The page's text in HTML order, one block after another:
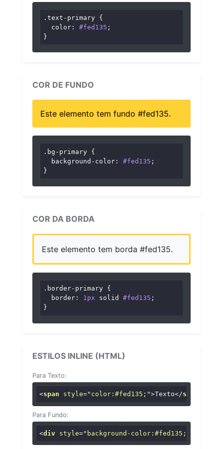
.text-primary {
color : #fed135 ;
}
COR DE FUNDO
Este elemento tem fundo #fed135.
.bg-primary {
background-color : #fed135 ;
}
COR DA BORDA
Este elemento tem borda #fed135.
.border-primary {
border : 1px solid #fed135 ;
}
ESTILOS INLINE (HTML)
Para Texto:
<span style="color:#fed135;">Texto</span
Para Fundo:
<div style="background-color:#fed135;"